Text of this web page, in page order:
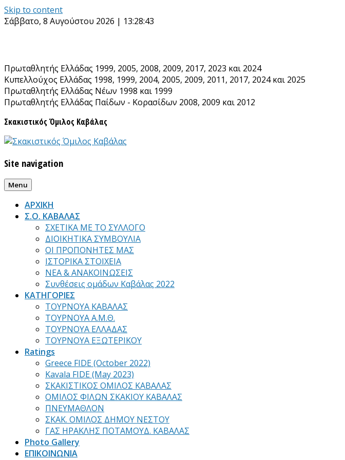
Skip to content
Σάββατο, 8 Αυγούστου 2026 | 13:28:45
Πρωταθλητής Ελλάδας 1999, 2005, 2008, 2009, 2017, 2023 και 2024
Κυπελλούχος Ελλάδας 1998, 1999, 2004, 2005, 2009, 2011, 2017, 2024 και 2025
Πρωταθλητής Ελλάδας Νέων 1998 και 1999
Πρωταθλητής Ελλάδας Παίδων - Κορασίδων 2008, 2009 και 2012
Σκακιστικός Όμιλος Καβάλας
Site navigation
Menu
ΑΡΧΙΚΗ
Σ.Ο. ΚΑΒΑΛΑΣ
ΣΧΕΤΙΚΑ ΜΕ ΤΟ ΣΥΛΛΟΓΟ
ΔΙΟΙΚΗΤΙΚΑ ΣΥΜΒΟΥΛΙΑ
ΟΙ ΠΡΟΠΟΝΗΤΕΣ ΜΑΣ
ΙΣΤΟΡΙΚΑ ΣΤΟΙΧΕΙΑ
ΝΕΑ & ΑΝΑΚΟΙΝΩΣΕΙΣ
Συνθέσεις ομάδων Καβάλας 2022
ΚΑΤΗΓΟΡΙΕΣ
ΤΟΥΡΝΟΥΑ ΚΑΒΑΛΑΣ
ΤΟΥΡΝΟΥΑ Α.Μ.Θ.
ΤΟΥΡΝΟΥΑ ΕΛΛΑΔΑΣ
ΤΟΥΡΝΟΥΑ ΕΞΩΤΕΡΙΚΟΥ
Ratings
Greece FIDE (October 2022)
Kavala FIDE (May 2023)
ΣΚΑΚΙΣΤΙΚΟΣ ΟΜΙΛΟΣ ΚΑΒΑΛΑΣ
ΟΜΙΛΟΣ ΦΙΛΩΝ ΣΚΑΚΙΟΥ ΚΑΒΑΛΑΣ
ΠΝΕΥΜΑΘΛΟΝ
ΣΚΑΚ. ΟΜΙΛΟΣ ΔΗΜΟΥ ΝΕΣΤΟΥ
ΓΑΣ ΗΡΑΚΛΗΣ ΠΟΤΑΜΟΥΔ. ΚΑΒΑΛΑΣ
Photo Gallery
ΕΠΙΚΟΙΝΩΝΙΑ